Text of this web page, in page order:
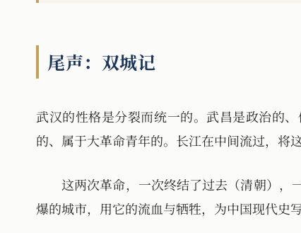
尾声：双城记
武汉的性格是分裂而统一的。武昌是政治的
的、属于大革命青年的。长江在中间流过，将
这两次革命，一次终结了过去（清朝），
爆的城市，用它的流血与牺牲，为中国现代史